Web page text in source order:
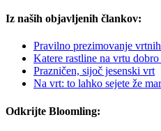
Iz naših objavljenih člankov:
Pravilno prezimovanje
Katere rastline na vrtu
Prazničen, sijoč jesenski vrt
Na vrt: to lahko sejete že
Odkrijte Bloomling: